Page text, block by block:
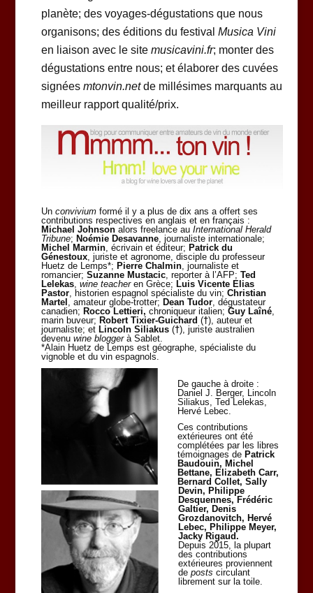
planète; des voyages-dégustations que nous
organisons; des éditions du festival Musica Vini
en liaison avec le sitemusicavini.fr; monter des
dégustations entre nous; et élaborer des cuvées
signées mtonvin.netde millésimes marquants au
meilleur rapport qualité/prix.
Un conviviumformé il y a plus de dix ans a offert ses
contributions respectives en anglais et en français :
Michael Johnsonalors freelance au International Herald
Tribune; Noémie Desavanne, journaliste internationale;
Michel Marmin, écrivain et éditeur; Patrick du
Génestoux, juriste et agronome, disciple du professeur
Huetz de Lemps*; Pierre Chalmin, journaliste et
romancier; Suzanne Mustacic, reporter à l’AFP; Ted
Lelekas, wine teacheren Grèce; Luis Vicente Elias
Pastor, historien espagnol spécialiste du vin; Christian
Martel
, amateur globe-trotter; Dean Tudor, dégustateur
canadien; Rocco Lettieri, chroniqueur italien; Guy Laîné,
marin buveur; Robert Tixier-Guichard (†), auteur et
journaliste; et Lincoln Siliakus(†), juriste australien
devenu wine bloggerà Sablet.
*Alain Huetz de Lemps est géographe, spécialiste du
vignoble et du vin espagnols.
De gauche à droite :
Daniel J. Berger, Lincoln
Siliakus, Ted Lelekas,
Hervé Lebec.
Ces contributions
extérieures ont été
complétées par les libres
témoignages de Patrick
Baudouin, Michel
Bettane, Elizabeth Carr,
Bernard Collet, Sally
Devin, Philippe
Desquennes, Frédéric
Galtier, Denis
Grozdanovitch, Hervé
Lebec, Philippe Meyer,
Jacky Rigaud.
Depuis 2015, la plupart
des contributions
extérieures proviennent
de posts circulant
librement sur la toile.